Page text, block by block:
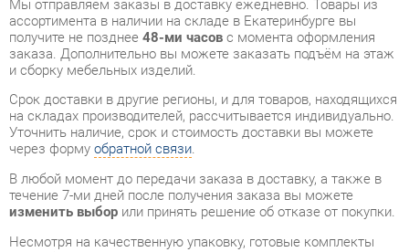
Срок доставки в другие регионы, и для товаров, находящихся
на складах производителей, рассчитывается индивидуально.
Уточнить наличие, срок и стоимость доставки вы можете
через формуобратной связи.
В любой момент до передачи заказа в доставку, а также в
течение 7-ми дней после получения заказа вы можете
изменить выборили принять решение об отказе от покупки.
Несмотря на качественную упаковку, готовые комплекты
заметили дефект при приёме - мы заменим поврежденную
деталь.Повторная доставкатовара -бесплатна.
распространяетсягарантия 1 год, а на некоторые модели – 2